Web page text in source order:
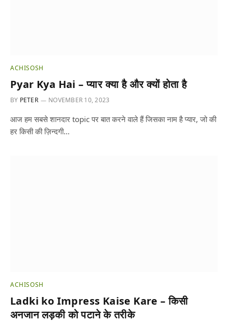
ACHISOSH
Pyar Kya Hai – प्यार क्या है और क्यों होता है
BY PETER NOVEMBER 10, 2023
आज हम सबसे शानदार topic पर बात करने वाले हैं जिसका नाम है प्यार, जो की
हर किसी की ज़िन्दगी…
ACHISOSH
Ladki ko Impress Kaise Kare – किसी
अनजान लड़की को पटाने के तरीके